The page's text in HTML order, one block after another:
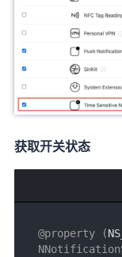
获取开关状态
@property (